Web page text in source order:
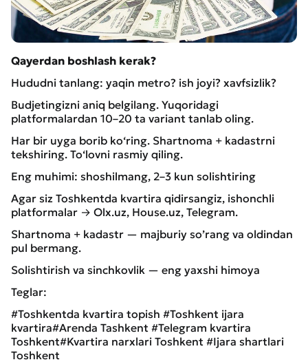
Qayerdan boshlash kerak?
Hududni tanlang: yaqin metro? ish joyi? xavfsizlik?
Budjetingizni aniq belgilang. Yuqoridagi
platformalardan 10–20 ta variant tanlab oling.
Har bir uyga borib ko‘ring. Shartnoma + kadastrni
tekshiring. To‘lovni rasmiy qiling.
Eng muhimi: shoshilmang, 2–3 kun solishtiring
Agar siz Toshkentda kvartira qidirsangiz, ishonchli
platformalar → Olx.uz, House.uz, Telegram.
Shartnoma + kadastr — majburiy so’rang va oldindan
pul bermang.
Solishtirish va sinchkovlik — eng yaxshi himoya
Teglar:
#Toshkentda kvartira topish #Toshkent ijara
kvartira#Arenda Tashkent #Telegram kvartira
Toshkent#Kvartira narxlari Toshkent #Ijara shartlari
Toshkent